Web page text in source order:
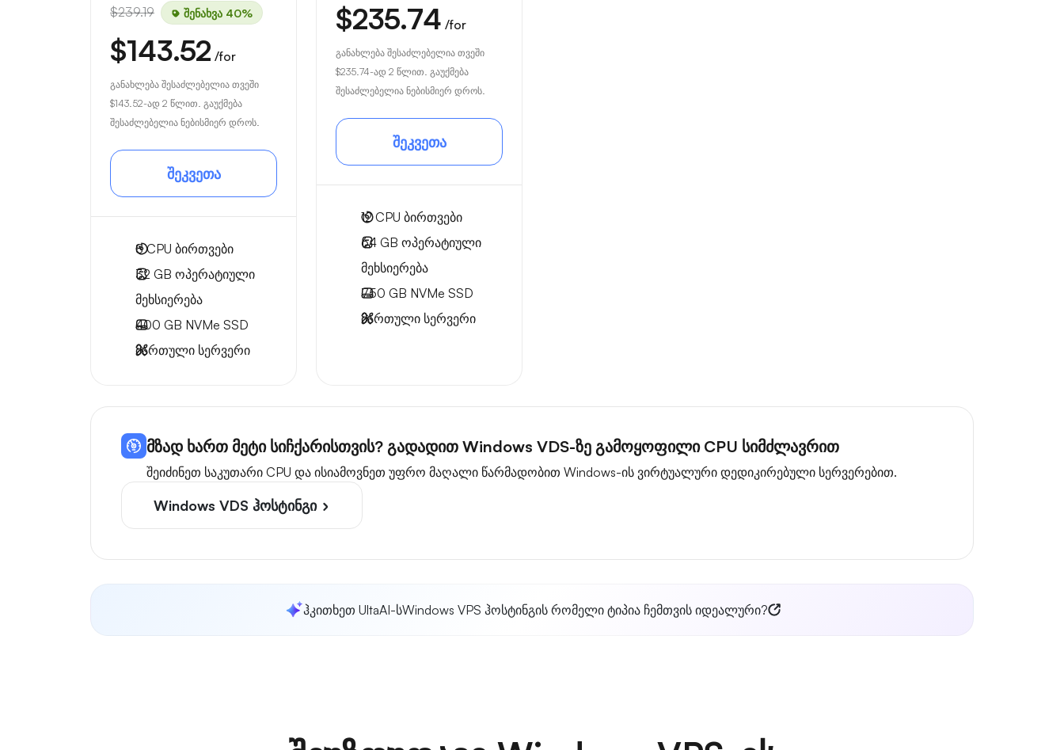
$239.19 შენახვა 40%
$143.52 /for
განახლება შესაძლებელია თვეში
$143.52-ად 2 წლით. გაუქმება
შესაძლებელია ნებისმიერ დროს.
შეკვეთა
8CPU ბირთვები
32 GB ოპერატიული
მეხსიერება
400 GB NVMe SSD
მართული სერვერი
$235.74 /for
განახლება შესაძლებელია თვეში
$235.74-ად 2 წლით. გაუქმება
შესაძლებელია ნებისმიერ დროს.
შეკვეთა
12CPU ბირთვები
64 GB ოპერატიული
მეხსიერება
750 GB NVMe SSD
მართული სერვერი
მზად ხართ მეტი სიჩქარისთვის? გადადით Windows VDS-ზე გამოყოფილი CPU სიმძლავრით
შეიძინეთ საკუთარი CPU და ისიამოვნეთ უფრო მაღალი წარმადობით Windows-ის ვირტუალური დედიკირებული სერვერებით.
Windows VDS ჰოსტინგი
ჰკითხეთ UltaAI-სWindows VPS ჰოსტინგის რომელი ტიპია ჩემთვის იდეალური?